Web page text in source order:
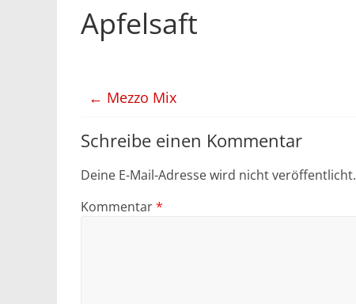
Apfelsaft
← Mezzo Mix
Schreibe einen Kommentar
Deine E-Mail-Adresse wird nicht veröffentlicht.
Kommentar*